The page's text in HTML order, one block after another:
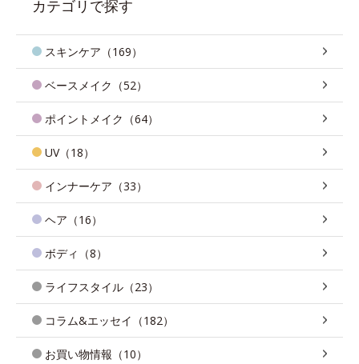
カテゴリで探す
スキンケア（169）
ベースメイク（52）
ポイントメイク（64）
UV（18）
インナーケア（33）
ヘア（16）
ボディ（8）
ライフスタイル（23）
コラム&エッセイ（182）
お買い物情報（10）